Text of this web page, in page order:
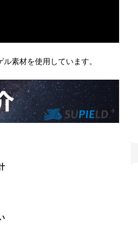
素材を使用しています。